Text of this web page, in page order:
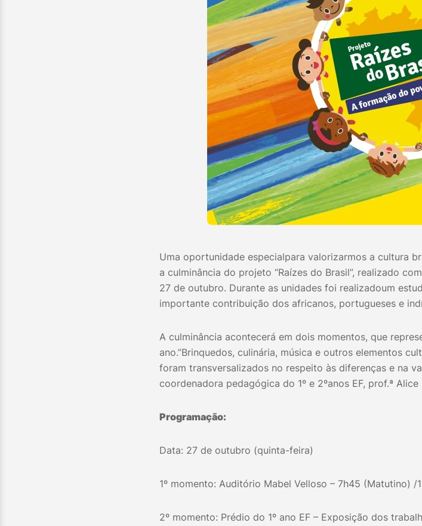
Uma oportunidade especialpara valorizarmos a cultura
a culminância do projeto “Raízes do Brasil”, realizado
27 de outubro. Durante as unidades foi realizadoum
importante contribuição dos africanos, portugueses e
A culminância acontecerá em dois momentos, que
ano.”Brinquedos, culinária, música e outros elementos
foram transversalizados no respeito às diferenças e na
coordenadora pedagógica do 1º e 2ºanos EF, prof.ª Alice
Programação:
Data: 27 de outubro (quinta-feira)
1º momento: Auditório Mabel Velloso – 7h45 (Matutino) /
2º momento: Prédio do 1º ano EF – Exposição dos